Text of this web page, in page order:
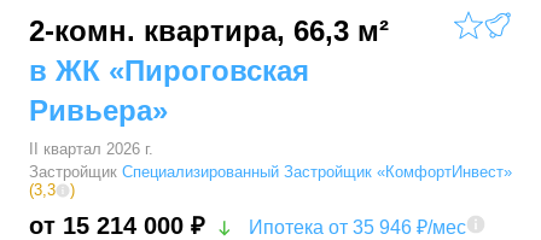
2-комн. квартира, 66,3 м²
в ЖК «Пироговская
Ривьера»
II квартал 2026 г.
Застройщик Специализированный Застройщик «КомфортИнвест»
(3,3 )
от 15 214 000 ₽ Ипотека от 35 946 ₽/мес